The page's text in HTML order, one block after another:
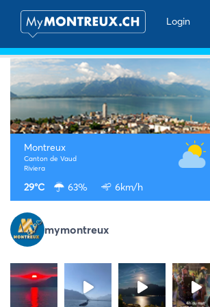
Login
Montreux
Canton de Vaud
Riviera
29°C 63% 6km/h
mymontreux